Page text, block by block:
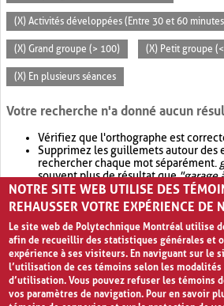
(X) Activités développées (Entre 30 et 60
(X) Grand groupe (> 100) (X) Petit groupe
(X) En plusieurs séances
Votre recherche n'a donné aucun
Vérifiez que l'orthographe est
Supprimez les guillemets autour des
rechercher chaque mot séparément.
souvent plus de résultat que"garage
Envisagez d'élargir votre recherche
retournera souvent plus de résultat
NOTRE SITE WEB UTILISE DES
REHAUSSER VOTRE EXPÉRIENCE DE
Le site web de Polytechnique Montréal utilise
afin de recueillir des statistiques générales et
expérience à ses visiteurs. En naviguant sur le
l’utilisation de ces témoins selon les
d’utilisation. Vous pouvez refuser les témoins
vos paramètres de navigation. Pour en savoir